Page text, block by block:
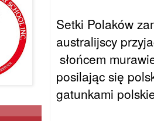
Setki Polaków
australijscy
słońcem
posilając się
gatunkami